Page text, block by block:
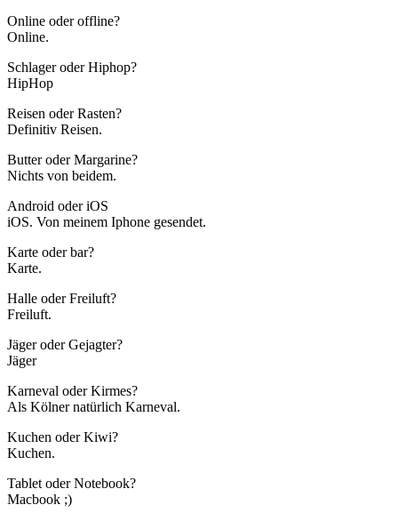
Online oder offline?
Online.
Schlager oder Hiphop?
HipHop
Reisen oder Rasten?
Definitiv Reisen.
Butter oder Margarine?
Nichts von beidem.
Android oder iOS
iOS. Von meinem Iphone gesendet.
Karte oder bar?
Karte.
Halle oder Freiluft?
Freiluft.
Jäger oder Gejagter?
Jäger
Karneval oder Kirmes?
Als Kölner natürlich Karneval.
Kuchen oder Kiwi?
Kuchen.
Tablet oder Notebook?
Macbook ;)